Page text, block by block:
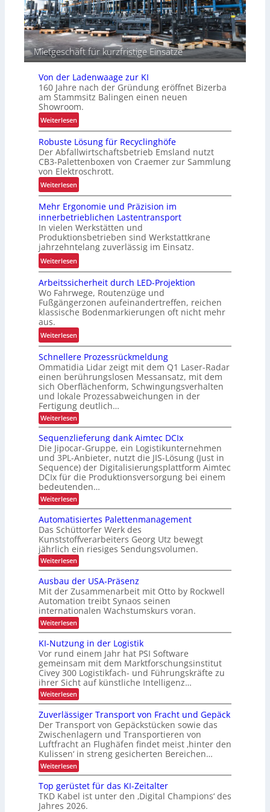
b
s
s
i
c
e
r
h
i
t
g
i
s
t
i
Mietgeschäft für kurzfristige Einsätze
Von der Ladenwaage zur KI
160 Jahre nach der Gründung eröffnet Bizerba
am Stammsitz Balingen einen neuen
Showroom.
Weiterlesen:
V
o
n
d
e
r
a
d
e
n
w
a
a
g
e
z
u
r
K
I
Robuste Lösung für Recyclinghöfe
Der Abfallwirtschaftsbetrieb Emsland nutzt
CB3-Palettenboxen von Craemer zur Sammlung
von Elektroschrott.
Weiterlesen:
R
o
b
u
s
t
e
ö
s
u
g
f
ü
r
R
e
c
y
c
l
i
n
g
h
ö
f
e
Mehr Ergonomie und Präzision im
innerbetrieblichen Lastentransport
In vielen Werkstätten und
Produktionsbetrieben sind Werkstattkrane
jahrzehntelang zuverlässig im Einsatz.
Weiterlesen:
M
e
h
r
E
r
g
n
o
m
i
e
u
d
P
r
ä
z
i
i
o
n
m
i
n
n
e
r
e
t
i
e
l
i
c
h
e
n
L
a
Arbeitssicherheit durch LED-Projektion
Wo Fahrwege, Routenzüge und
Fußgängerzonen aufeinandertreffen, reichen
klassische Bodenmarkierungen oft nicht mehr
aus.
Weiterlesen:
A
r
b
e
t
s
s
i
c
h
e
r
h
e
i
t
d
u
r
h
L
E
D
-
P
r
o
j
e
k
t
i
o
n
Schnellere Prozessrückmeldung
Ommatidia Lidar zeigt mit dem Q1 Laser-Radar
einen berührungslosen Messansatz, mit dem
sich Oberflächenform, Schwingungsverhalten
und lokale Prozessabweichungen in der
Fertigung deutlich…
Weiterlesen:
S
c
h
n
e
l
l
e
r
e
P
r
o
z
e
s
s
r
ü
c
k
m
e
l
d
n
g
Sequenzlieferung dank Aimtec DCIx
Die Jipocar-Gruppe, ein Logistikunternehmen
und 3PL-Anbieter, nutzt die JIS-Lösung (Just in
Sequence) der Digitalisierungsplattform Aimtec
DCIx für die Produktionsversorgung bei einem
bedeutenden…
Weiterlesen:
S
q
u
e
n
z
l
e
f
e
r
u
n
g
d
a
n
k
A
i
m
t
e
c
D
C
I
x
Automatisiertes Palettenmanagement
Das Schüttorfer Werk des
Kunststoffverarbeiters Georg Utz bewegt
jährlich ein riesiges Sendungsvolumen.
Weiterlesen:
A
t
o
m
a
t
i
s
i
e
r
e
s
P
a
l
e
t
t
e
n
m
a
a
g
e
Ausbau der USA-Präsenz
Mit der Zusammenarbeit mit Otto by Rockwell
Automation treibt Synaos seinen
internationalen Wachstumskurs voran.
Weiterlesen:
A
s
b
a
u
d
e
r
U
S
A
-
P
r
ä
s
e
n
z
KI-Nutzung in der Logistik
Vor rund einem Jahr hat PSI Software
gemeinsam mit dem Marktforschungsinstitut
Civey 300 Logistikfach- und Führungskräfte zu
ihrer Sicht auf künstliche Intelligenz…
Weiterlesen:
K
I
-
N
u
t
z
u
n
g
i
n
d
Zuverlässiger Transport von Fracht und Gepäck
Der Transport von Gepäckstücken sowie das
Zwischenlagern und Transportieren von
Luftfracht an Flughäfen findet meist ‚hinter den
Kulissen‘ in streng gesicherten Bereichen…
Weiterlesen:
Z
u
v
e
r
Top gerüstet für das KI-Zeitalter
TKD Kabel ist unter den ‚Digital Champions‘ des
Jahres 2026.